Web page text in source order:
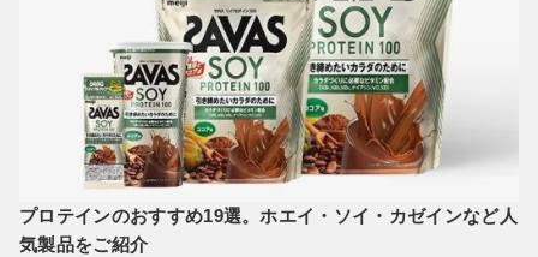
プロテインのおすすめ19選。ホエイ・ソイ・カゼインなど人
気製品をご紹介